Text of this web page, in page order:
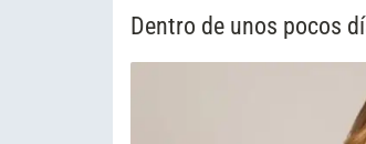
Dentro de unos pocos